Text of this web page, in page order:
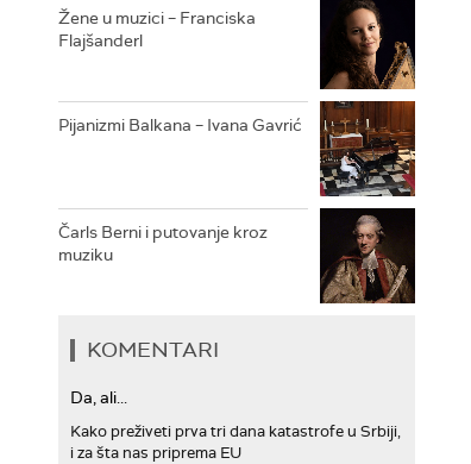
Žene u muzici – Franciska
Flajšanderl
Pijanizmi Balkana – Ivana Gavrić
Čarls Berni i putovanje kroz
muziku
KOMENTARI
Da, ali...
Kako preživeti prva tri dana katastrofe u Srbiji,
i za šta nas priprema EU